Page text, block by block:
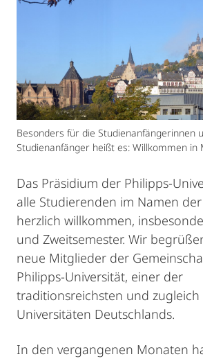
Besonders für die Studienanfängerinnen
Studienanfänger heißt es: Willkommen in
Das Präsidium der Philipps-
alle Studierenden im Namen
herzlich willkommen,
und Zweitsemester. Wir
neue Mitglieder der
Philipps-Universität, einer der
traditionsreichsten und
Universitäten Deutschlands.
In den vergangenen Monaten